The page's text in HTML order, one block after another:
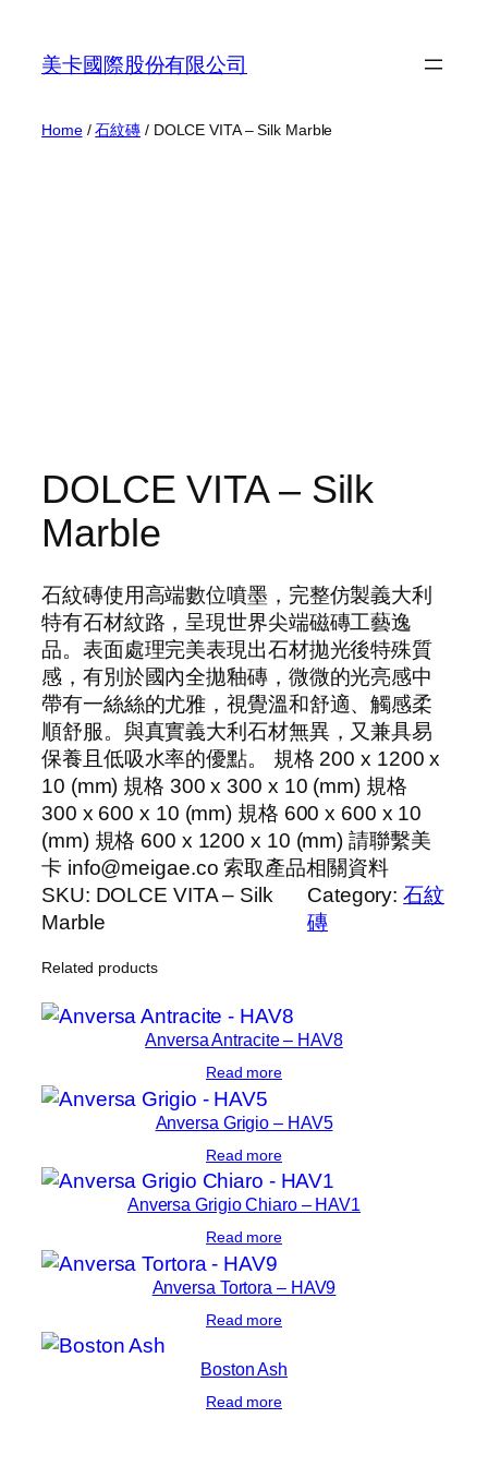
content
美卡國際股份有限公司
Home/石紋磚 / DOLCE VITA – Silk Marble
DOLCE VITA – Silk
Marble
石紋磚使用高端數位噴墨，完整仿製義大利
特有石材紋路，呈現世界尖端磁磚工藝逸
品。表面處理完美表現出石材拋光後特殊質
感，有別於國內全拋釉磚，微微的光亮感中
帶有一絲絲的尤雅，視覺溫和舒適、觸感柔
順舒服。與真實義大利石材無異，又兼具易
保養且低吸水率的優點。 規格 200 x 1200 x
10 (mm) 規格 300 x 300 x 10 (mm) 規格
300 x 600 x 10 (mm) 規格 600 x 600 x 10
(mm) 規格 600 x 1200 x 10 (mm) 請聯繫美
卡 info@meigae.co 索取產品相關資料
SKU: DOLCE VITA – Silk
Marble
Category:石紋
磚
Related products
Anversa Antracite – HAV8
Read more
Anversa Grigio – HAV5
Read more
Anversa Grigio Chiaro – HAV1
Read more
Anversa Tortora – HAV9
Read more
Boston Ash
Read more